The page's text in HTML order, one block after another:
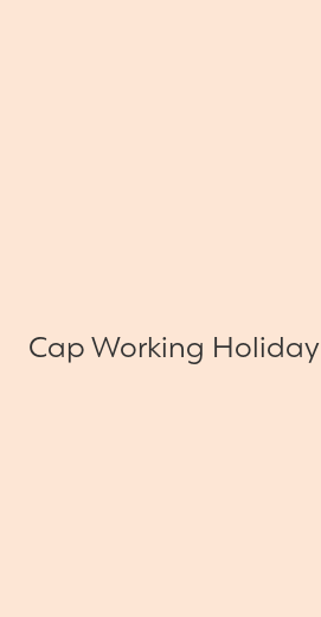
Cap Working Holiday